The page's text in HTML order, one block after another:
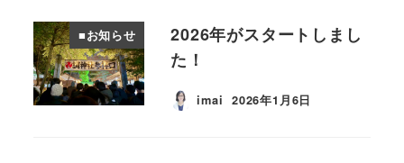
■お知らせ
2026年がスタートしまし
た！
imai 投稿日
2026年1月6日